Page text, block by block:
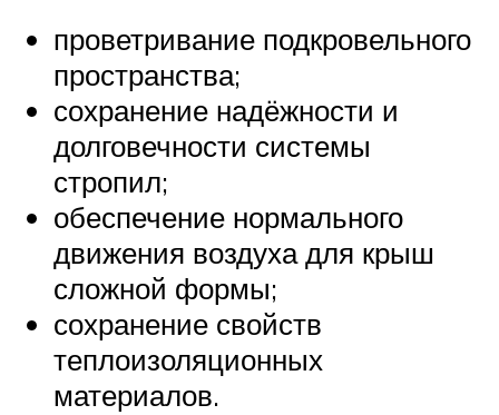
проветривание подкровельного
пространства;
сохранение надёжности и
долговечности системы
стропил;
обеспечение нормального
движения воздуха для крыш
сложной формы;
сохранение свойств
теплоизоляционных
материалов.